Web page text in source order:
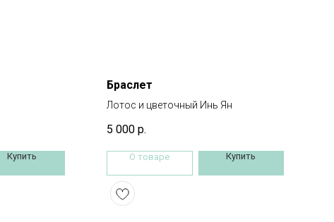
Купить
Браслет
Лотос и цветочный Инь Ян
5 000 р.
О товаре Купить